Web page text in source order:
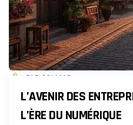
PAR COLMAR
L’AVENIR DES
L’ÈRE DU NUMÉRIQUE